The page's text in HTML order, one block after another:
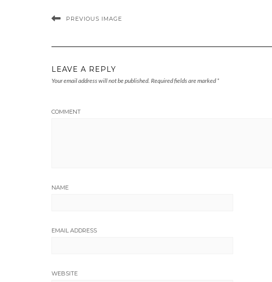
PREVIOUS IMAGE
LEAVE A REPLY
Your email address will not be published. Required fields are marked *
COMMENT
NAME
EMAIL ADDRESS
WEBSITE